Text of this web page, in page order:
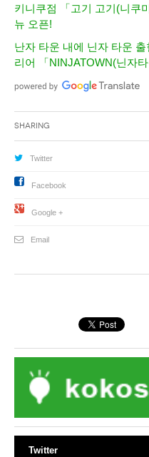
키니쿠점 「고기 고기(니쿠
뉴 오픈!
난자 타운 내에 닌자 타운
리어 「NINJATOWN(닌자
Sharing
Twitter
Facebook
Google +
Email
Twitter